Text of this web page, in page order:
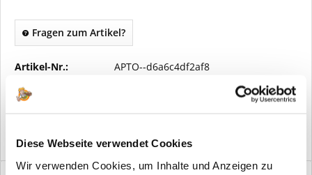
Diese Webseite verwendet Cookies
Wir verwenden Cookies, um Inhalte und Anzeigen zu
Fragen zum Artikel?
Artikel-Nr.: APTO--d6a6c4df2af8
Vorteile